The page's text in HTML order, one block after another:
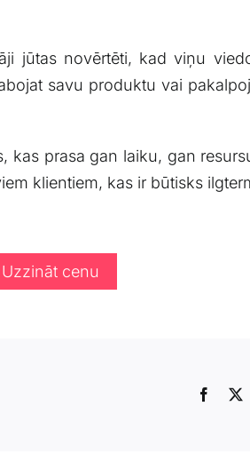
⁢jūtas novērtēti, kad viņu
⁣savu‌ produktu ​vai
kas prasa gan ​laiku,​ gan
klientiem, kas ir būtisks
Uzzināt cenu